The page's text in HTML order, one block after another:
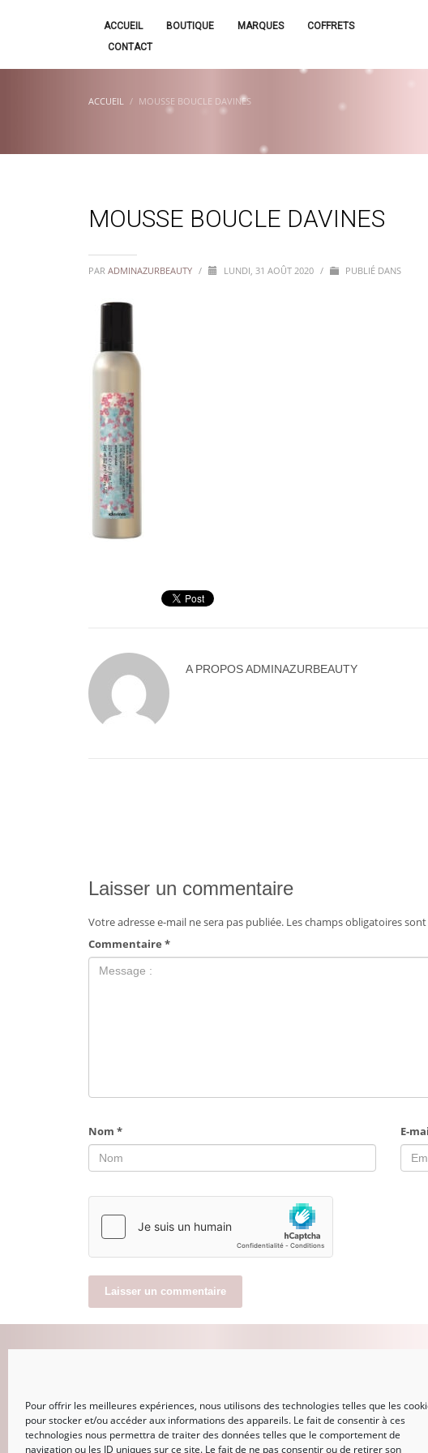
Pour offrir les meilleures expériences, nous utilisons des technologies telles que les
pour stocker et/ou accéder aux informations des appareils. Le fait de consentir à ces
technologies nous permettra de traiter des données telles que le comportement de
navigation ou les ID uniques sur ce site. Le fait de ne pas consentir ou de retirer son
ACCUEIL BOUTIQUE MARQUES
COFFRETS
CONTACT
ACCUEIL MOUSSE BOUCLE DAVINES
MOUSSE BOUCLE DAVINES
PARADMINAZURBEAUTY / LUNDI, 31 AOÛT 2020 / PUBLIÉ DANS
A PROPOSADMINAZURBEAUTY
Laisser un commentaire
Votre adresse e-mail ne sera pas publiée. Les champs obligatoires
Commentaire*
Nom* E-
CONNEXION
Mot de passe perdu